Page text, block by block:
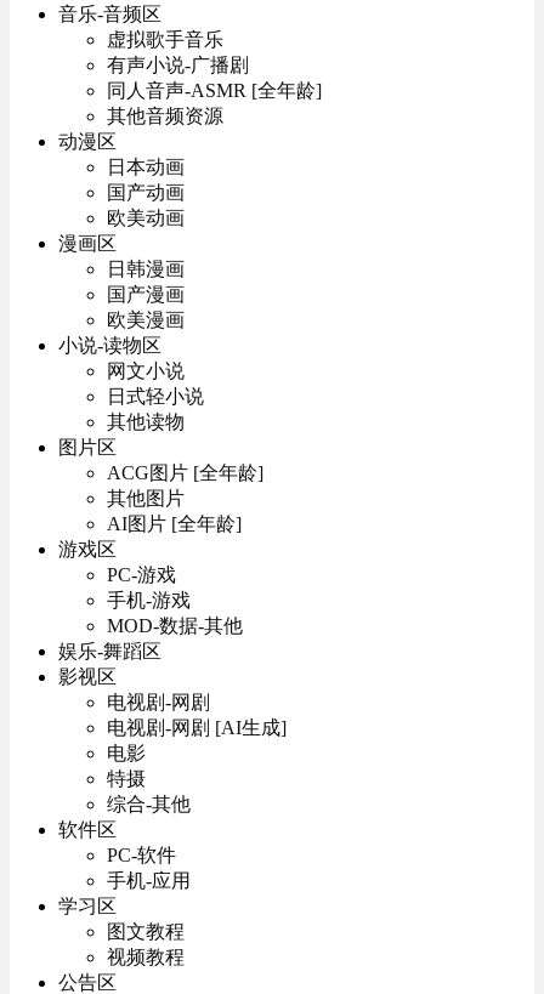
音乐-音频区
虚拟歌手音乐
有声小说-广播剧
同人音声-ASMR [全年龄]
其他音频资源
动漫区
日本动画
国产动画
欧美动画
漫画区
日韩漫画
国产漫画
欧美漫画
小说-读物区
网文小说
日式轻小说
其他读物
图片区
ACG图片 [全年龄]
其他图片
AI图片 [全年龄]
游戏区
PC-游戏
手机-游戏
MOD-数据-其他
娱乐-舞蹈区
影视区
电视剧-网剧
电视剧-网剧 [AI生成]
电影
特摄
综合-其他
软件区
PC-软件
手机-应用
学习区
图文教程
视频教程
公告区